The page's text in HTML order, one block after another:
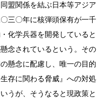
盟関係を結ぶ日本等アジア
三〇年に核弾頭保有が一千
化学兵器を開発していると
念されているという。その
懸念に配慮し、唯一の目的
存に関わる脅威』への対処
うが、そうなると現政策と